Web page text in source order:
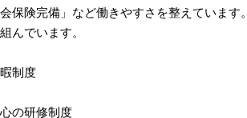
保険完備」など働きやすさを整えています。
んでいます。
制度
の研修制度